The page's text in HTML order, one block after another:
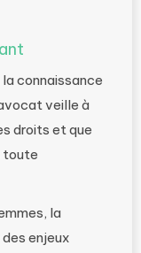
connaissance
veille à
droits et que
toute
la
enjeux